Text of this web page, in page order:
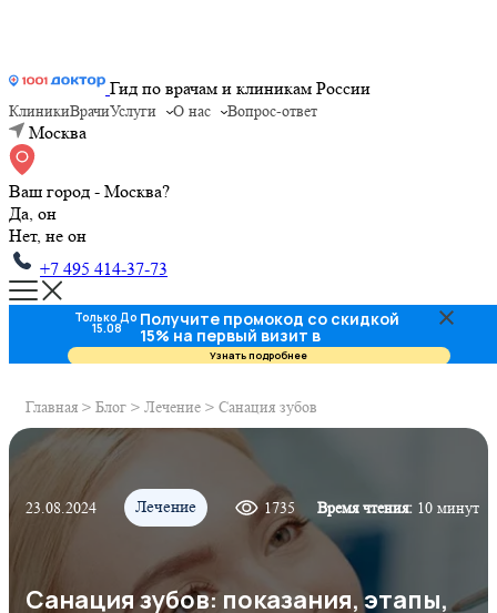
Гид по врачам и клиникам России
КлиникиВрачиУслуги О нас Вопрос-ответ
Москва
Ваш город - Москва?
Да, он
Нет, не он
+7 495 414-37-73
Главная > Блог > Лечение > Санация зубов
23.08.2024 Лечение 1735 Время чтения: 10 минут
Санация зубов: показания, этапы,
Только До
15.08 Получите промокод со скидкой
15% на первый визит в
стоматологию
Узнать подробнее